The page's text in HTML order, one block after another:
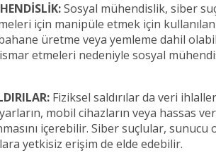
Sosyal mühendislik, siber
için manipüle etmek için
bahane üretme veya yemleme dahil
etmeleri nedeniyle sosyal
Fiziksel saldırılar da veri
mobil cihazların veya hassas
içerebilir. Siber suçlular,
yetkisiz erişim de elde edebilir.